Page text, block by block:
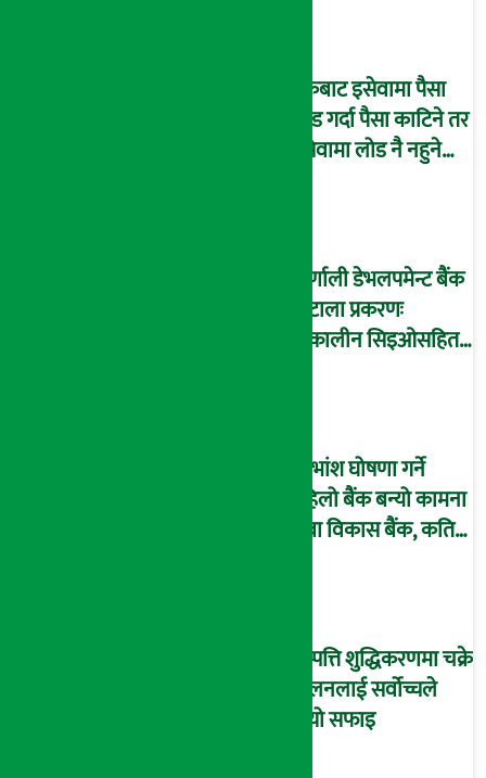
बैंकबाट इसेवामा पैसा
लोड गर्दा पैसा काटिने तर
इसेवामा लोड नै नहुने
कर्णाली डेभलपमेन्ट बैंक
घोटाला प्रकरणः
तत्कालीन सिइओसहित
लाभांश घोषणा गर्ने
पहिलो बैंक बन्यो कामना
सेवा विकास बैंक, कति
सम्पत्ति शुद्धिकरणमा चक्रे
मिलनलाई सर्वोच्चले
दियो सफाइ